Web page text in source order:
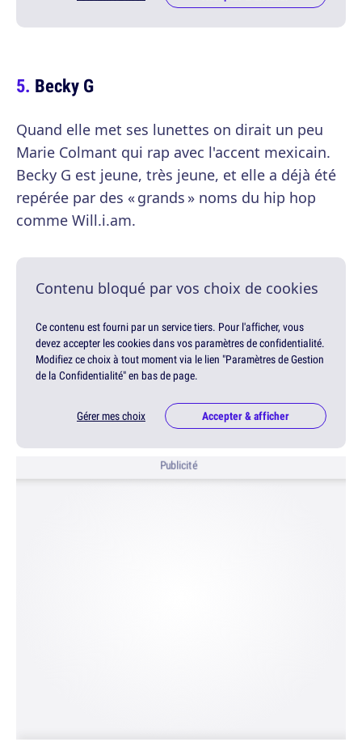
Becky G
Quand elle met ses lunettes on dirait un peu
Marie Colmant qui rap avec l'accent mexicain.
Becky G est jeune, très jeune, et elle a déjà été
repérée par des « grands » noms du hip hop
comme Will.i.am.
Contenu bloqué par vos choix de cookies
Ce contenu est fourni par un service tiers. Pour l'afficher, vous
devez accepter les cookies dans vos paramètres de confidentialité.
Modifiez ce choix à tout moment via le lien "Paramètres de Gestion
de la Confidentialité" en bas de page.
Gérer mes choix Accepter & afficher
Publicité